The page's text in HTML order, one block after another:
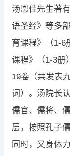
汤恩佳先生著
语圣经》等多
育课程》（1-6
课程》（1-3册
19卷（共发表
词）。汤院长
儒官、儒将、
层，按照孔子
同时，又身体